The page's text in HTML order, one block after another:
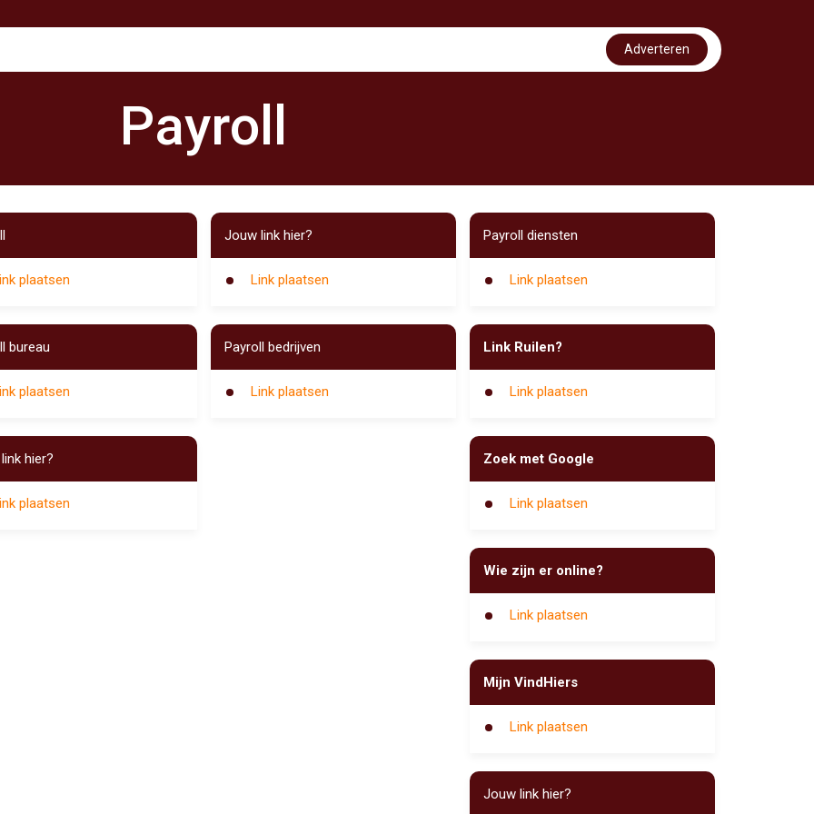
Adverteren
Payroll
plaatsen
bureau
plaatsen
hier?
plaatsen
Jouw link hier?
Link plaatsen
Payroll bedrijven
Link plaatsen
Payroll diensten
Link plaatsen
Link Ruilen?
Link plaatsen
Zoek met Google
Link plaatsen
Wie zijn er online?
Link plaatsen
Mijn VindHiers
Link plaatsen
Jouw link hier?